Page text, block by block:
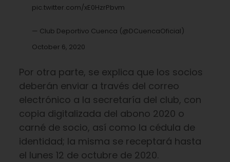
pic.twitter.com/xE0HzrPbvm
— Club Deportivo Cuenca (@DCuencaOficial)
October 6, 2020
Por otra parte, se explica que los socios
deberán enviar a través del correo
electrónico a la secretaría del club, con
copia digitalizada del abono 2020 o
carné de socio, así como la cédula de
identidad; la misma se receptará hasta
el lunes 12 de octubre de 2020.